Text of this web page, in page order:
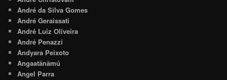
André da Silva Gomes
André Geraissati
André Luiz Oliveira
André Penazzi
Andyara Peixoto
Angaatãnàmú
Angel Parra